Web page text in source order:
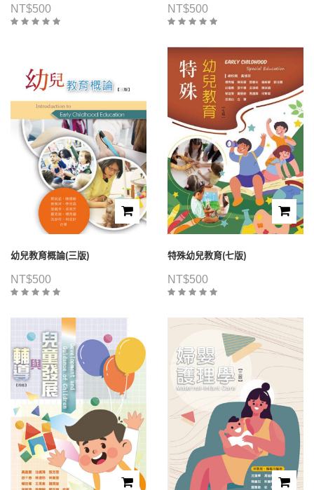
NT$500 NT$500
幼兒教育概論(三版)
NT$500
特殊幼兒教育(七版)
NT$500